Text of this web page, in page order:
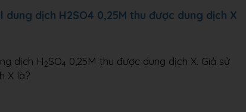
dịch H2SO4 0,25M thu được dung dịch X
dịch H2SO4 0,25M thu được dung dịch X. Giả sử
X là?